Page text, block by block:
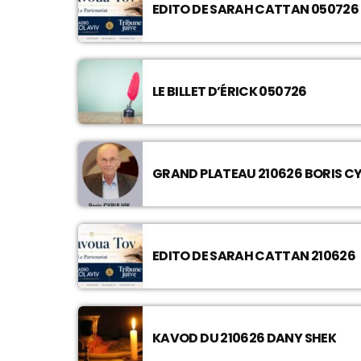
EDITO DE SARAH CATTAN 050726
LE BILLET D’ÉRICK 050726
GRAND PLATEAU 210626 BORIS
EDITO DE SARAH CATTAN 210626
KAVOD DU 210626 DANY SHEK